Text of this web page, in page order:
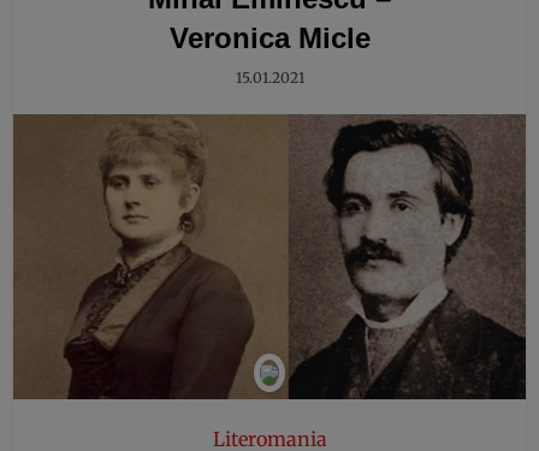
Veronica Micle
15.01.2021
Literomania